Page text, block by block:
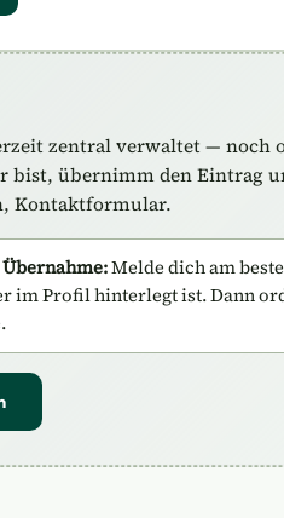
zentral verwaltet — noch
bist, übernimm den Eintrag
Kontaktformular.
Melde dich am
im Profil hinterlegt ist. Dann